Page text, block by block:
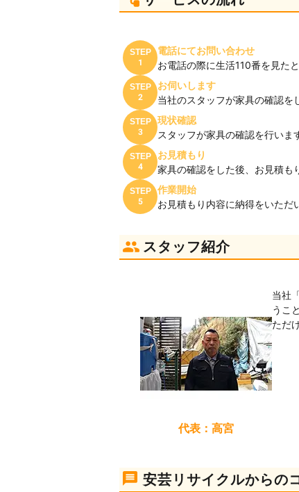
STEP
1
電話にてお問い合わせ
お電話の際に生活110番を見た
STEP
2
お伺いします
当社のスタッフが家具の確認を
STEP
3
現状確認
スタッフが家具の確認を行いま
STEP
4
お見積もり
家具の確認をした後、お見積も
STEP
5
作業開始
お見積もり内容に納得をいただ
スタッフ紹介
代表：高宮
当社
うこ
ただ
安芸リサイクルからの